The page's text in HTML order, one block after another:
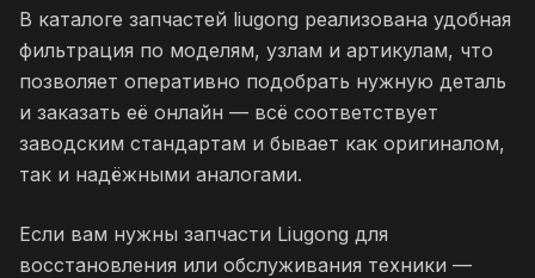
В каталоге запчастей liugong реализована удобная
фильтрация по моделям, узлам и артикулам, что
позволяет оперативно подобрать нужную деталь
и заказать её онлайн — всё соответствует
заводским стандартам и бывает как оригиналом,
так и надёжными аналогами.
Если вам нужны запчасти Liugong для
восстановления или обслуживания техники —